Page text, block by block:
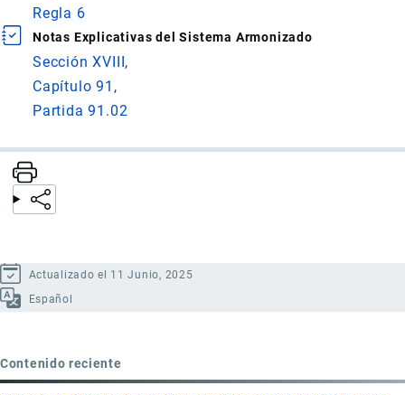
Regla 6
Notas Explicativas del Sistema Armonizado
Sección XVIII
Capítulo 91
Partida 91.02
Actualizado el 11 Junio, 2025
Español
Contenido reciente